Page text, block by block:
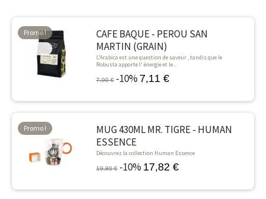
CAFE BAQUE - PEROU SAN
MARTIN (GRAIN)
L'Arabica est une question de saveur , tandis que le
Robusta apporte l' énergie et le...
7,90 € -10% 7,11 €
Promo !
-10%
MUG 430ML MR. TIGRE - HUMAN
ESSENCE
Découvrez la collection Human Essence
19,80 € -10% 17,82 €
Promo !